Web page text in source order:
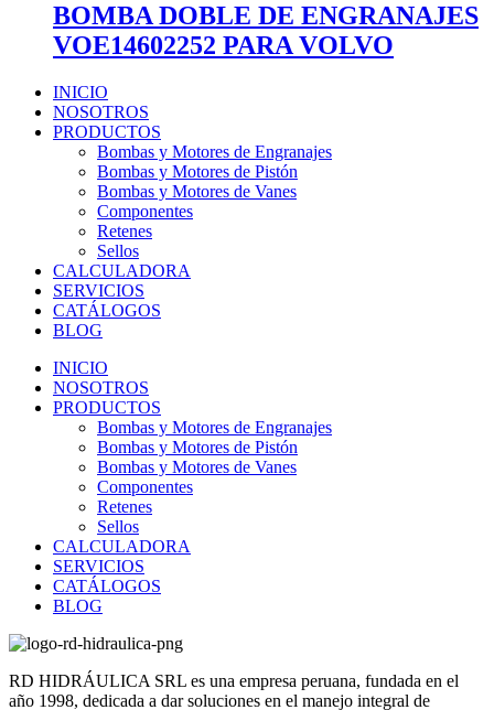
BOMBA DOBLE DE ENGRANAJES
VOE14602252 PARA VOLVO
INICIO
NOSOTROS
PRODUCTOS
Bombas y Motores de Engranajes
Bombas y Motores de Pistón
Bombas y Motores de Vanes
Componentes
Retenes
Sellos
CALCULADORA
SERVICIOS
CATÁLOGOS
BLOG
INICIO
NOSOTROS
PRODUCTOS
Bombas y Motores de Engranajes
Bombas y Motores de Pistón
Bombas y Motores de Vanes
Componentes
Retenes
Sellos
CALCULADORA
SERVICIOS
CATÁLOGOS
BLOG
RD HIDRÁULICA SRL es una empresa peruana, fundada en el
año 1998, dedicada a dar soluciones en el manejo integral de